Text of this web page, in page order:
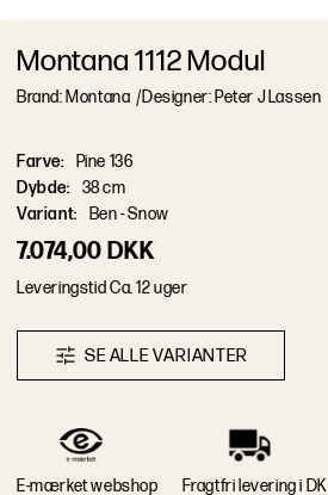
7.074,00 DKK
Leveringstid Ca. 12 uger
Montana 1112 Modul
Brand: Montana /Designer: Peter J Lassen
SEALLEVAR ANTER
Farve:
Pine 136
Dybde:
38 cm
Variant: Ben - Snow
E-mærket webshop Fragtfri levering i DK